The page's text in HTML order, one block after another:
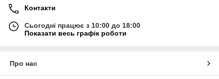
Контакти
Сьогодні працює з 10:00 до 18:00
Показати весь графік роботи
Про нас